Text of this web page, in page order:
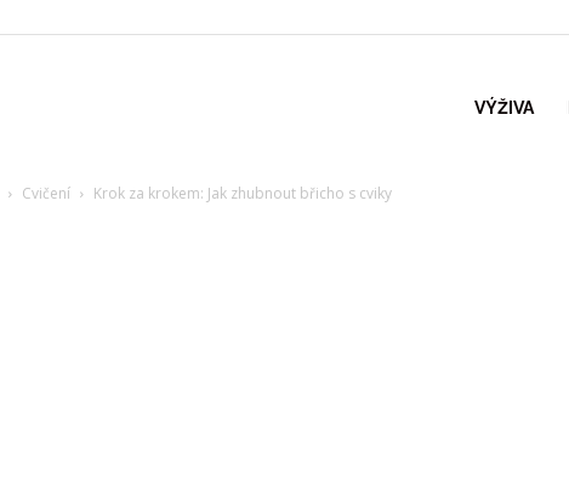
VÝŽIVA
Cvičení Krok za krokem: Jak zhubnout břicho s cviky